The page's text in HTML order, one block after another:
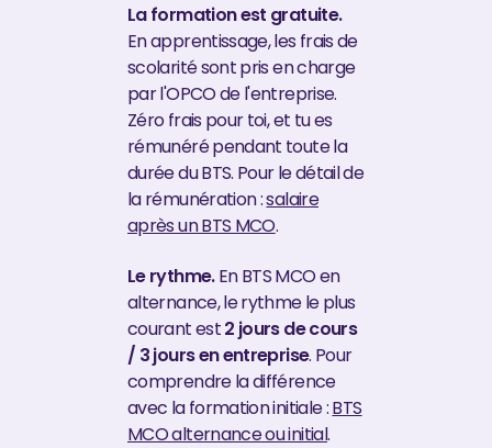
La formation est gratuite.
En apprentissage, les frais de
scolarité sont pris en charge
par l'OPCO de l'entreprise.
Zéro frais pour toi, et tu es
rémunéré pendant toute la
durée du BTS. Pour le détail de
la rémunération :salaire
après un BTS MCO.
Le rythme.En BTS MCO en
alternance, le rythme le plus
courant est2 jours de cours
/ 3 jours en entreprise. Pour
comprendre la différence
avec la formation initiale :BTS
MCO alternance ou initial.